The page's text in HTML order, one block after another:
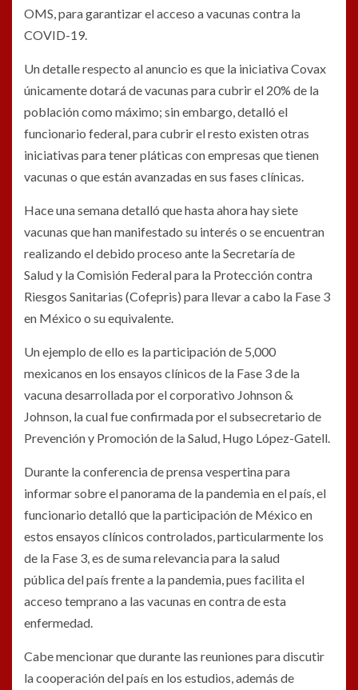
OMS, para garantizar el acceso a vacunas contra la
COVID-19.
Un detalle respecto al anuncio es que la iniciativa Covax
únicamente dotará de vacunas para cubrir el 20% de la
población como máximo; sin embargo, detalló el
funcionario federal, para cubrir el resto existen otras
iniciativas para tener pláticas con empresas que tienen
vacunas o que están avanzadas en sus fases clínicas.
Hace una semana detalló que hasta ahora hay siete
vacunas que han manifestado su interés o se encuentran
realizando el debido proceso ante la Secretaría de
Salud y la Comisión Federal para la Protección contra
Riesgos Sanitarias (Cofepris) para llevar a cabo la Fase 3
en México o su equivalente.
Un ejemplo de ello es la participación de 5,000
mexicanos en los ensayos clínicos de la Fase 3 de la
vacuna desarrollada por el corporativo Johnson &
Johnson, la cual fue confirmada por el subsecretario de
Prevención y Promoción de la Salud, Hugo López-Gatell.
Durante la conferencia de prensa vespertina para
informar sobre el panorama de la pandemia en el país, el
funcionario detalló que la participación de México en
estos ensayos clínicos controlados, particularmente los
de la Fase 3, es de suma relevancia para la salud
pública del país frente a la pandemia, pues facilita el
acceso temprano a las vacunas en contra de esta
enfermedad.
Cabe mencionar que durante las reuniones para discutir
la cooperación del país en los estudios, además de